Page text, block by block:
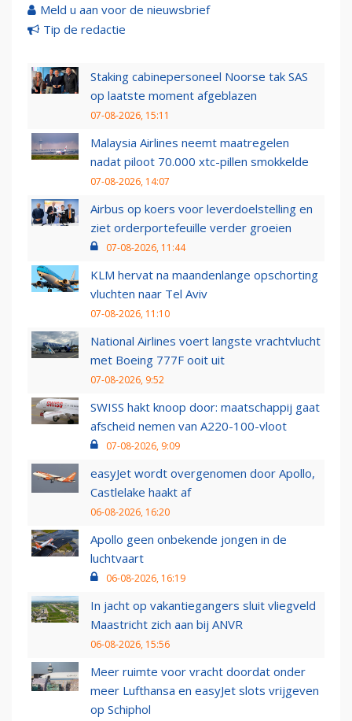
Meld u aan voor de nieuwsbrief
Tip de redactie
Staking cabinepersoneel Noorse tak SAS
op laatste moment afgeblazen
07-08-2026, 15:11
Malaysia Airlines neemt maatregelen
nadat piloot 70.000 xtc-pillen smokkelde
07-08-2026, 14:07
Airbus op koers voor leverdoelstelling en
ziet orderportefeuille verder groeien
07-08-2026, 11:44
KLM hervat na maandenlange opschorting
vluchten naar Tel Aviv
07-08-2026, 11:10
National Airlines voert langste vrachtvlucht
met Boeing 777F ooit uit
07-08-2026, 9:52
SWISS hakt knoop door: maatschappij gaat
afscheid nemen van A220-100-vloot
07-08-2026, 9:09
easyJet wordt overgenomen door Apollo,
Castlelake haakt af
06-08-2026, 16:20
Apollo geen onbekende jongen in de
luchtvaart
06-08-2026, 16:19
In jacht op vakantiegangers sluit vliegveld
Maastricht zich aan bij ANVR
06-08-2026, 15:56
Meer ruimte voor vracht doordat onder
meer Lufthansa en easyJet slots vrijgeven
op Schiphol